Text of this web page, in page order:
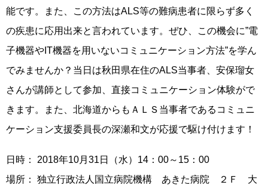
能です。また、この方法はALS等の難病患者に限らず多く
の疾患に応用出来と言われています。ぜひ、この機会に”電
子機器やIT機器を用いないコミュニケーション方法”を学ん
でみませんか？当日は秋田県在住のALS当事者、安保瑠女
さんが講師として参加、直接コミュニケーション体験がで
きます。また、北海道からもＡＬＳ当事者であるコミュニ
ケーション支援委員長の深瀬和文が応援で駆け付けます！
日時： 2018年10月31日（水）14：00～15：00
場所： 独立行政法人国立病院機構 あきた病院 ２Ｆ 大